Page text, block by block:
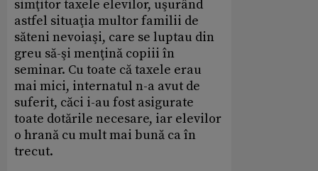
simţitor taxele elevilor, uşurând
astfel situaţia multor familii de
săteni nevoiaşi, care se luptau din
greu să-şi menţină copiii în
seminar. Cu toate că taxele erau
mai mici, internatul n-a avut de
suferit, căci i-au fost asigurate
toate dotările necesare, iar elevilor
o hrană cu mult mai bună ca în
trecut.